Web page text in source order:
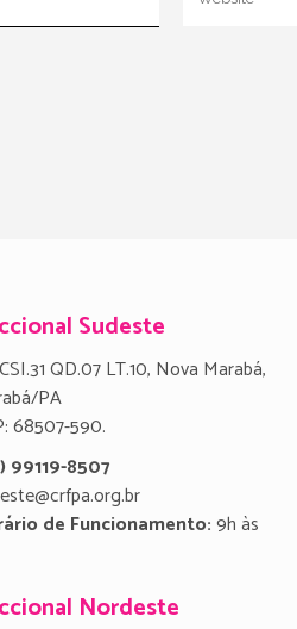
Sudeste
QD.07 LT.10, Nova Marabá,
PA
68507-590.
99119-8507
de Funcionamento:9h às
Nordeste